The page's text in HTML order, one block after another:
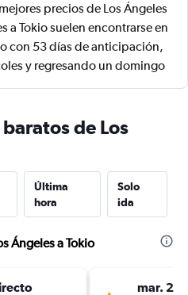
precios de Los Ángeles
a Tokio suelen encontrarse en
con 53 días de anticipación,
y regresando un domingo
de Los
Última
hora
Solo
ida
Ángeles a Tokio
mar.